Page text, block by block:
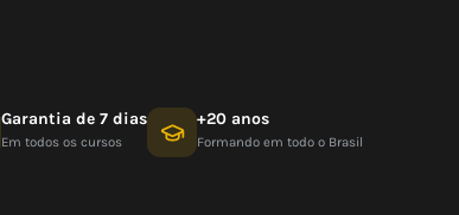
Garantia de 7 dias
Em todos os cursos
+20 anos
Formando em todo o Brasil